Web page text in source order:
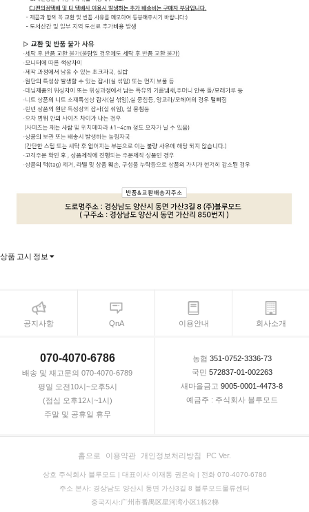
상품 고시 정보
공지사항 QnA 이용안내 회사소개
070-4070-6786
배송 및 재고문의 070-4070-6789
평일 오전10시~오후5시
(점심 오후12시~1시)
주말 및 공휴일 휴무
농협 351-0752-3336-73
국민 572837-01-002263
새마을금고 9005-0001-4473-8
예금주 : 주식회사 블루모드
홈으로 이용약관 개인정보처리방침 PC Ver.
상호 주식회사 블루모드 | 대표이사 이재동 권은숙 | 전화 070-4070-6786
주소 본사: 경상남도 양산시 동면 가산3길 8 블루모드물류센터
중국지사:广州市番禺区星河湾小区1栋2梯